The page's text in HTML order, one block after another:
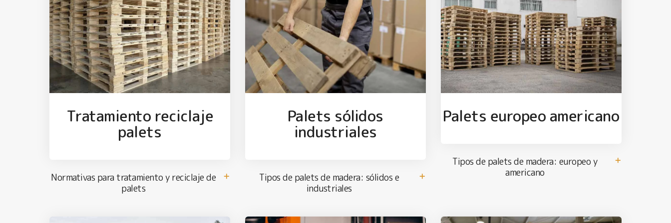
Tratamiento reciclaje
palets
Normativas para tratamiento y reciclaje de
palets
Palets sólidos
industriales
Tipos de palets de madera: sólidos e
industriales
Palets europeo americano
Tipos de palets de madera: europeo y
americano